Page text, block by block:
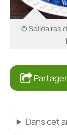
© Solidaires
Dans cet